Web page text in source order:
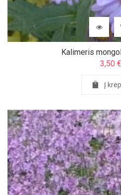
Kalimeris
3,50 €
Į